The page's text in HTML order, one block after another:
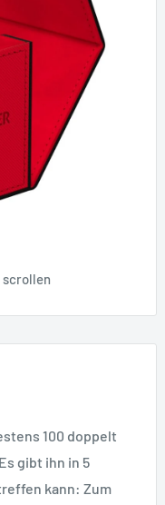
scrollen
100 doppelt
gibt ihn in 5
kann: Zum